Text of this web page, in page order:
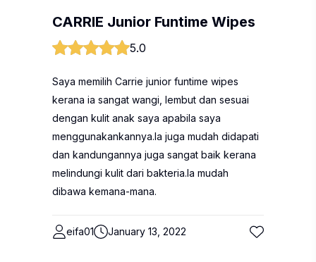
CARRIE Junior Funtime Wipes
5.0
Saya memilih Carrie junior funtime wipes
kerana ia sangat wangi, lembut dan sesuai
dengan kulit anak saya apabila saya
menggunakankannya.Ia juga mudah didapati
dan kandungannya juga sangat baik kerana
melindungi kulit dari bakteria.Ia mudah
dibawa kemana-mana.
eifa01 January 13, 2022